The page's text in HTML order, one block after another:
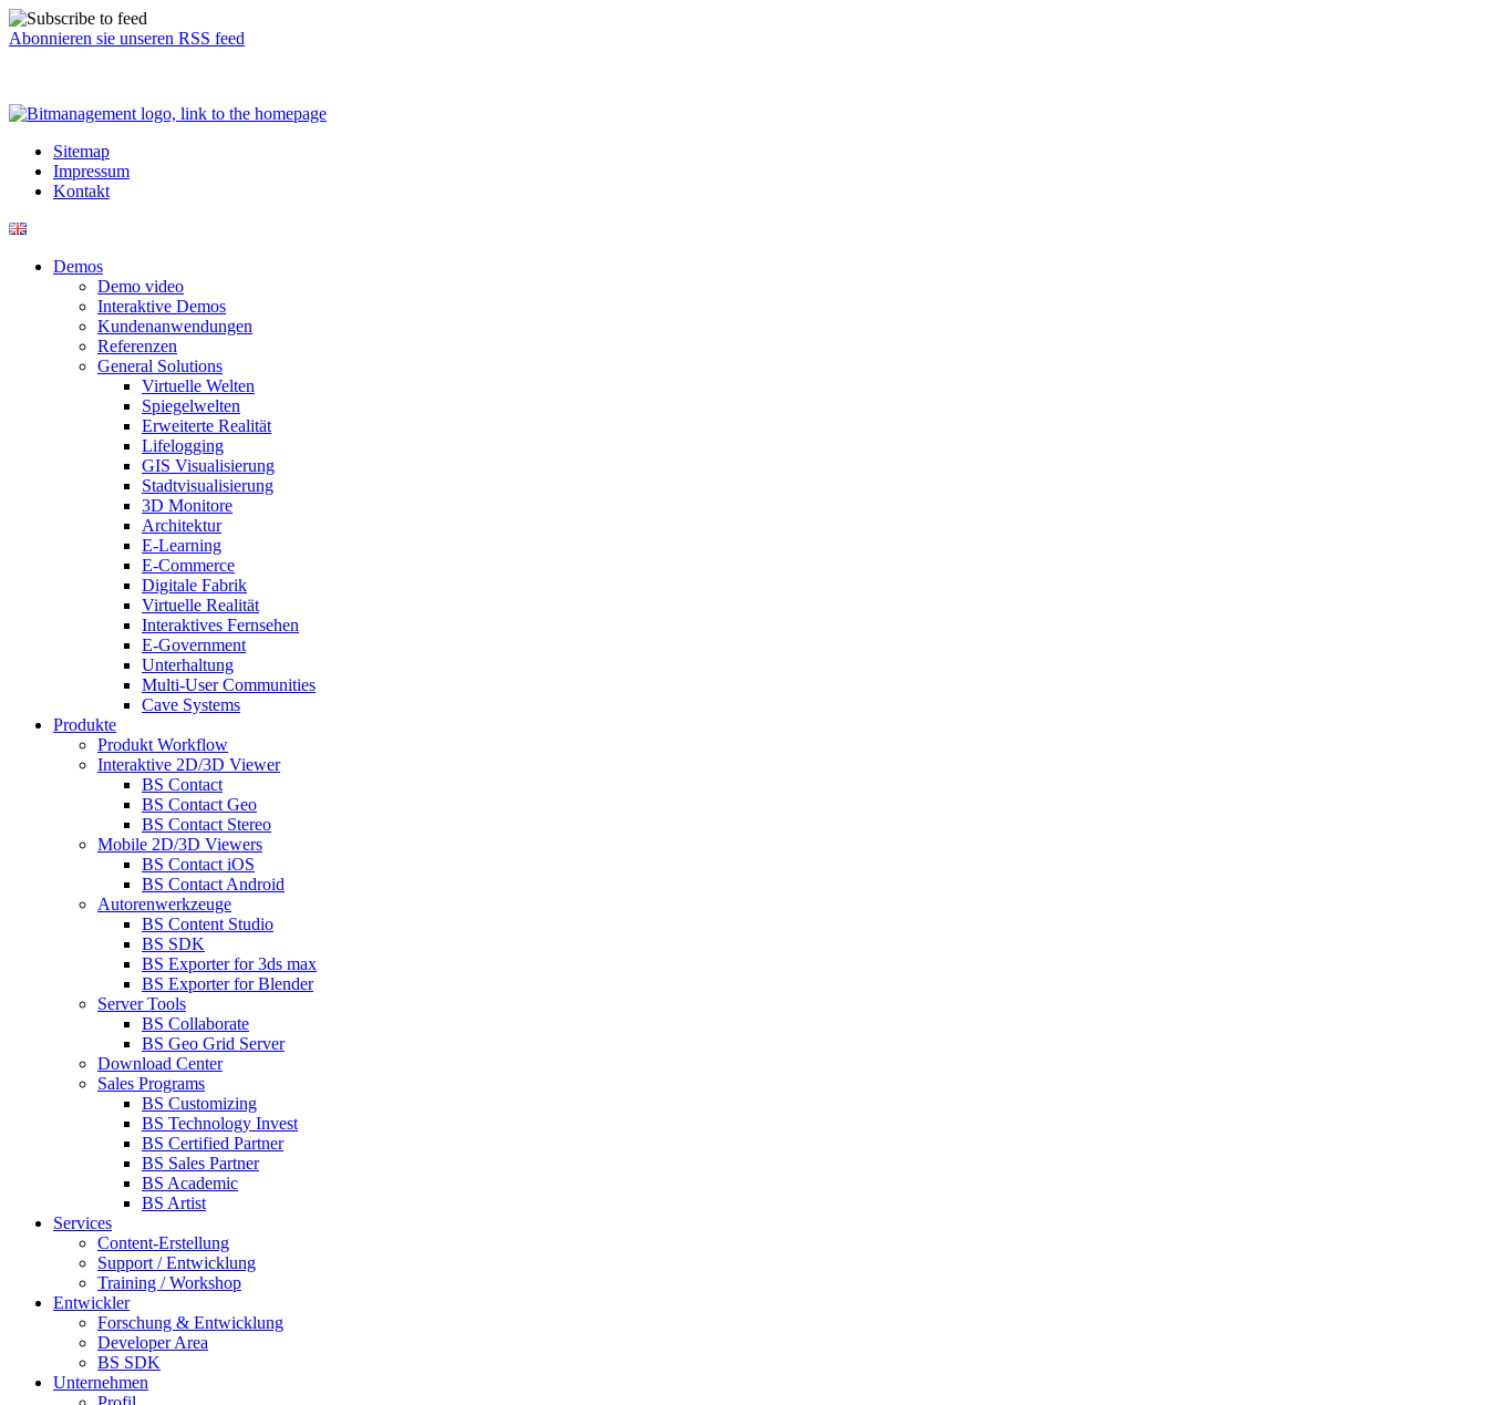
Abonnieren sie unseren RSS feed
Sitemap
Impressum
Kontakt
Demos
Demo video
Interaktive Demos
Kundenanwendungen
Referenzen
General Solutions
Virtuelle Welten
Spiegelwelten
Erweiterte Realität
Lifelogging
GIS Visualisierung
Stadtvisualisierung
3D Monitore
Architektur
E-Learning
E-Commerce
Digitale Fabrik
Virtuelle Realität
Interaktives Fernsehen
E-Government
Unterhaltung
Multi-User Communities
Cave Systems
Produkte
Produkt Workflow
Interaktive 2D/3D Viewer
BS Contact
BS Contact Geo
BS Contact Stereo
Mobile 2D/3D Viewers
BS Contact iOS
BS Contact Android
Autorenwerkzeuge
BS Content Studio
BS SDK
BS Exporter for 3ds max
BS Exporter for Blender
Server Tools
BS Collaborate
BS Geo Grid Server
Download Center
Sales Programs
BS Customizing
BS Technology Invest
BS Certified Partner
BS Sales Partner
BS Academic
BS Artist
Services
Content-Erstellung
Support / Entwicklung
Training / Workshop
Entwickler
Forschung & Entwicklung
Developer Area
BS SDK
Unternehmen